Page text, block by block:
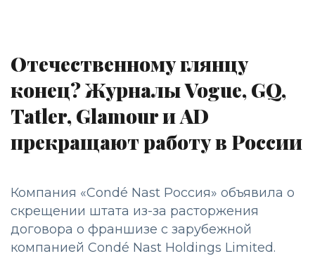
Отечественному глянцу
конец? Журналы Vogue, GQ,
Tatler, Glamour и AD
прекращают работу в России
Компания «Condé Nast Россия» объявила о
скрещении штата из-за расторжения
договора о франшизе с зарубежной
компанией Condé Nast Holdings Limited.